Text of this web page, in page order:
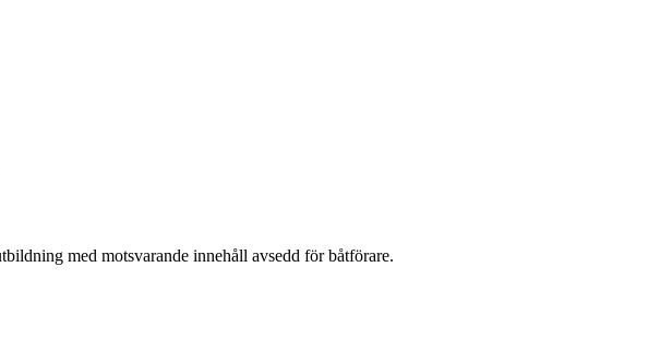
med motsvarande innehåll avsedd för båtförare.